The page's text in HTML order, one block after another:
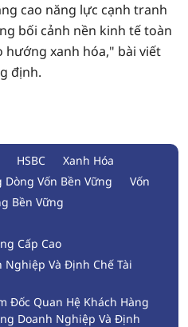
cao năng lực cạnh tranh
bối cảnh nền kinh tế toàn
hướng xanh hóa," bài viết
định.
HSBC
Xanh Hóa
Dòng Vốn Bền Vững
Vốn
Bền Vững
Cấp Cao
Nghiệp Và Định Chế Tài
Đốc Quan Hệ Khách Hàng
Doanh Nghiệp Và Định